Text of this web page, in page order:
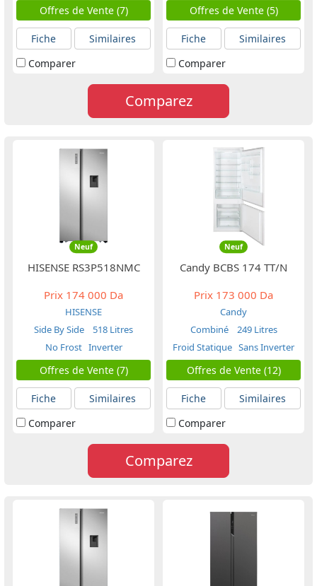
Offres de Vente (7)
Fiche
Similaires
Comparer
Offres de Vente (5)
Fiche
Similaires
Comparer
Comparez
Neuf
HISENSE RS3P518NMC
Prix 174 000 Da
HISENSE
Side By Side
518 Litres
No Frost Inverter
Offres de Vente (7)
Fiche
Similaires
Comparer
Neuf
Candy BCBS 174 TT/N
Prix 173 000 Da
Candy
Combiné
249 Litres
Froid Statique Sans Inverter
Offres de Vente (12)
Fiche
Similaires
Comparer
Comparez